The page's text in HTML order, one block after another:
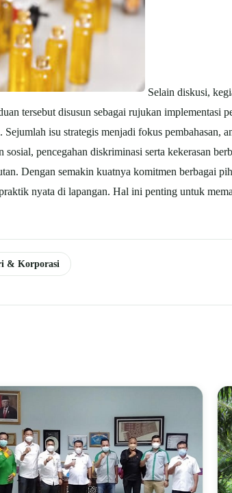
Selain diskusi,
tersebut disusun sebagai rujukan implementasi
Sejumlah isu strategis menjadi fokus pembahasan,
pencegahan diskriminasi serta kekerasan
Dengan semakin kuatnya komitmen berbagai
nyata di lapangan. Hal ini penting untuk
& Korporasi